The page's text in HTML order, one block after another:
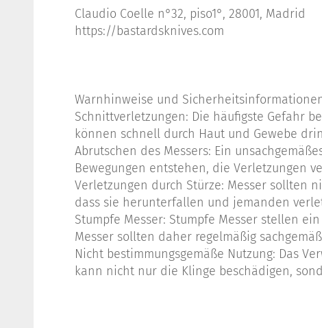
Claudio Coelle n°32, piso1°, 28001, Madrid
https://bastardsknives.com
Warnhinweise und
Schnittverletzungen: Die häufigste Gefahr
können schnell durch Haut und Gewebe
Abrutschen des Messers: Ein
Bewegungen entstehen, die Verletzungen
Verletzungen durch Stürze: Messer sollten
dass sie herunterfallen und jemanden
Stumpfe Messer: Stumpfe Messer stellen
Messer sollten daher regelmäßig
Nicht bestimmungsgemäße Nutzung: Das
kann nicht nur die Klinge beschädigen,